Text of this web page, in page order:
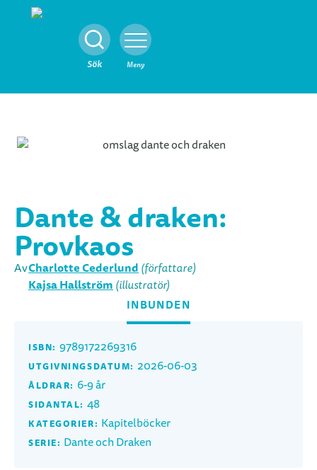
Sök
Stäng Meny
Dante & draken:
Provkaos
AvCharlotte Cederlund (författare)
Kajsa Hallström (illustratör)
INBUNDEN
ISBN: 9789172269316
UTGIVNINGSDATUM: 2026-06-03
ÅLDRAR: 6-9 år
SIDANTAL: 48
KATEGORIER: Kapitelböcker
SERIE: Dante och Draken